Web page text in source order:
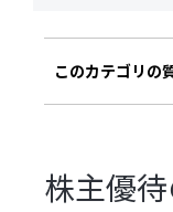
このカテゴリの
株主優